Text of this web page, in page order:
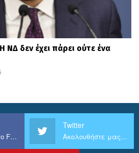
ΝΔ δεν έχει πάρει ούτε ένα
Βρείτε μας στο Facebook
Twitter
Ακολουθήστε μας στο Twitter